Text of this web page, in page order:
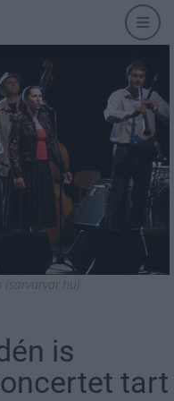
(sarvarvar.hu)
is
tart